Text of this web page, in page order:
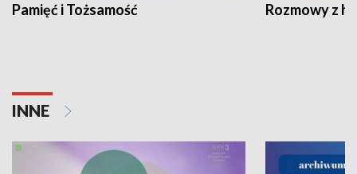
Pamięć i Tożsamość Rozmowy z
INNE